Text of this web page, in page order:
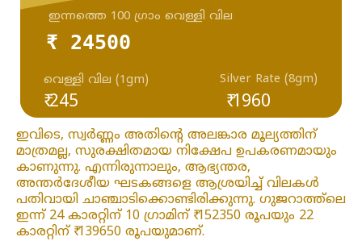
₹ 24500
₹ 245
വെള്ളി വില (1gm) Silver Rate (8gm)
ഇന്നത്തെ 100 ഗ്രാം വെള്ളി വില
₹ 1960
ഇവിടെ, സ്വർണ്ണം അതിന്റെ അലങ്കാര മൂല്യത്തിന്
മാത്രമല്ല, സുരക്ഷിതമായ നിക്ഷേപ ഉപകരണമായും
കാണുന്നു. എന്നിരുന്നാലും, ആഭ്യന്തര,
അന്തർദേശീയ ഘടകങ്ങളെ ആശ്രയിച്ച് വിലകൾ
പതിവായി ചാഞ്ചാടിക്കൊണ്ടിരിക്കുന്നു. ഗുജറാത്ത്ലെ
ഇന്ന് 24 കാരറ്റിന് 10 ഗ്രാമിന് ₹ 152350 രൂപയും 22
കാരറ്റിന് ₹ 139650 രൂപയുമാണ്.